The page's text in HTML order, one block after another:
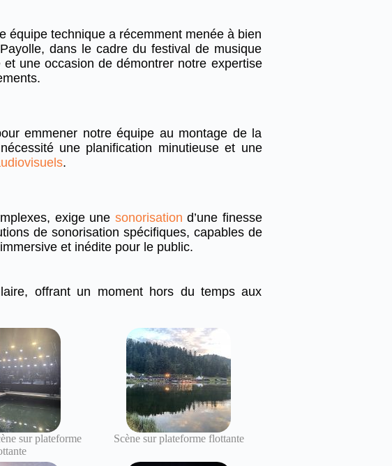
équipe technique a récemment menée à bien
dans le cadre du festival de musique
une occasion de démontrer notre expertise
emmener notre équipe au montage de la
une planification minutieuse et une
.
exige une sonorisation d’une finesse
de sonorisation spécifiques, capables de
et inédite pour le public.
offrant un moment hors du temps aux
sur plateforme
Scène sur plateforme flottante